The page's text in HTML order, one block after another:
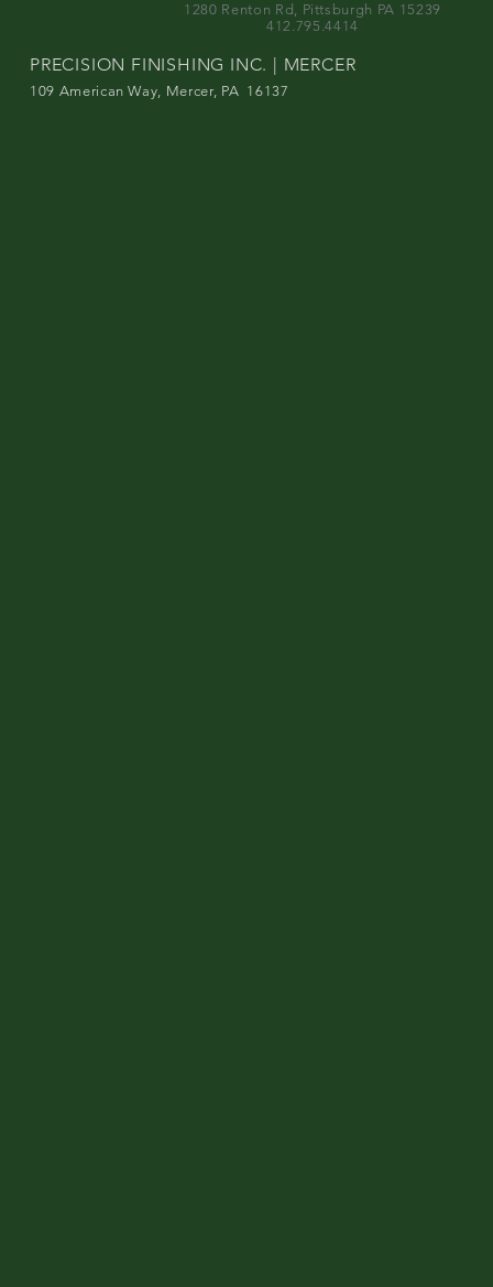
1280 Renton Rd, Pittsburgh PA 15239
412.795.4414
PRECISION FINISHING INC. | MERCER
109 American Way, Mercer, PA 16137